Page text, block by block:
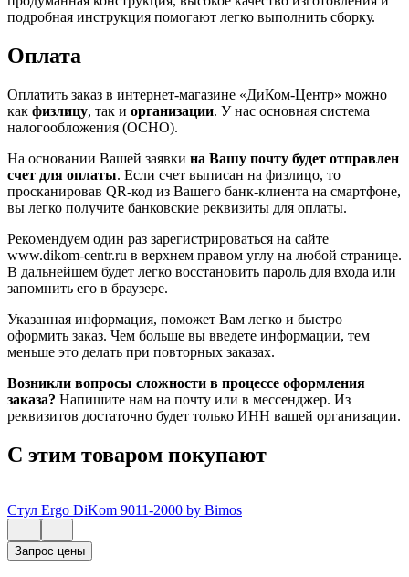
подробная инструкция помогают легко выполнить сборку.
Оплата
Оплатить заказ в интернет-магазине «ДиКом-Центр» можно
как физлицу, так и организации. У нас основная система
налогообложения (ОСНО).
На основании Вашей заявки на Вашу почту будет отправлен
счет для оплаты. Если счет выписан на физлицо, то
просканировав QR-код из Вашего банк-клиента на смартфоне,
вы легко получите банковские реквизиты для оплаты.
Рекомендуем один раз зарегистрироваться на сайте
www.dikom-centr.ru в верхнем правом углу на любой странице.
В дальнейшем будет легко восстановить пароль для входа или
запомнить его в браузере.
Указанная информация, поможет Вам легко и быстро
оформить заказ. Чем больше вы введете информации, тем
меньше это делать при повторных заказах.
Возникли вопросы сложности в процессе оформления
заказа? Напишите нам на почту или в мессенджер. Из
реквизитов достаточно будет только ИНН вашей организации.
С этим товаром покупают
Стул Ergo DiKom 9011-2000 by Bimos
Запрос цены